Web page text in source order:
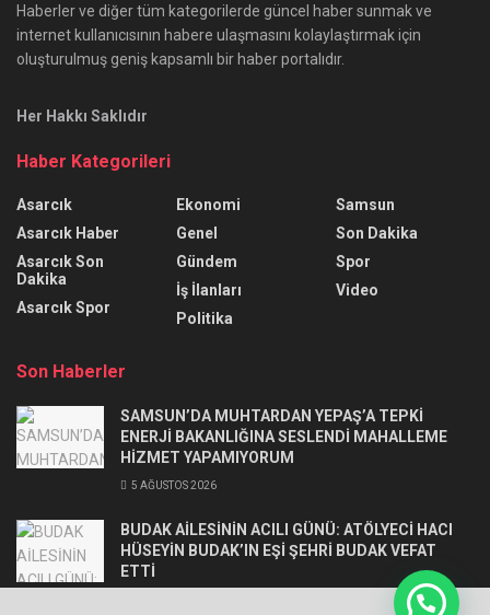
Haberler ve diğer tüm kategorilerde güncel haber sunmak ve
internet kullanıcısının habere ulaşmasını kolaylaştırmak için
oluşturulmuş geniş kapsamlı bir haber portalıdır.
Her Hakkı Saklıdır
Haber Kategorileri
Asarcık
Asarcık Haber
Asarcık Son
Dakika
Asarcık Spor
Ekonomi
Genel
Gündem
İş İlanları
Politika
Samsun
Son Dakika
Spor
Video
Son Haberler
SAMSUN’DA MUHTARDAN YEPAŞ’A TEPKİ
ENERJİ BAKANLIĞINA SESLENDİ MAHALLEME
HİZMET YAPAMIYORUM
5 AĞUSTOS 2026
BUDAK AİLESİNİN ACILI GÜNÜ: ATÖLYECİ HACI
HÜSEYİN BUDAK’IN EŞİ ŞEHRİ BUDAK VEFAT
ETTİ